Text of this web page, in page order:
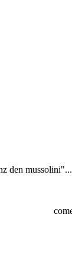
den